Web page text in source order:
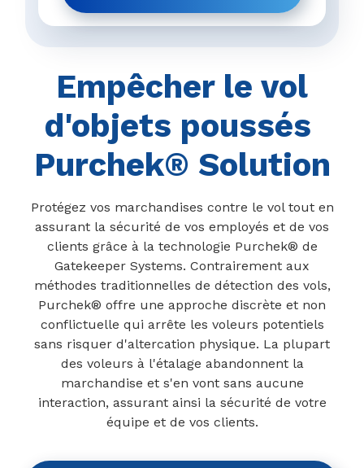
étape
Empêcher le vol
d'objets poussés
Purchek® Solution
Protégez vos marchandises contre le vol tout en
assurant la sécurité de vos employés et de vos
clients grâce à la technologie Purchek® de
Gatekeeper Systems. Contrairement aux
méthodes traditionnelles de détection des vols,
Purchek® offre une approche discrète et non
conflictuelle qui arrête les voleurs potentiels
sans risquer d'altercation physique. La plupart
des voleurs à l'étalage abandonnent la
marchandise et s'en vont sans aucune
interaction, assurant ainsi la sécurité de votre
équipe et de vos clients.